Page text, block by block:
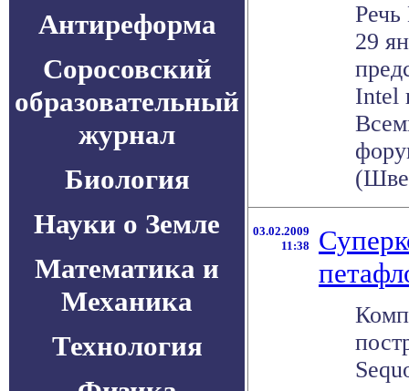
Антиреформа
Соросовский
образовательный
журнал
Биология
Науки о Земле
Математика и
Механика
Технология
Речь
29
Intel
03.02.2009
11:38